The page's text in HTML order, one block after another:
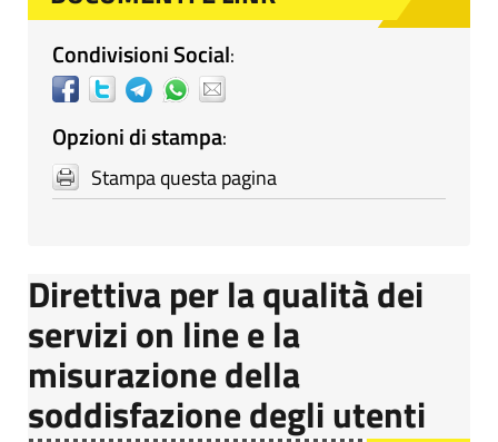
Condivisioni Social:
Opzioni di stampa:
Stampa questa pagina
Direttiva per la qualità dei
servizi on line e la
misurazione della
soddisfazione degli utenti